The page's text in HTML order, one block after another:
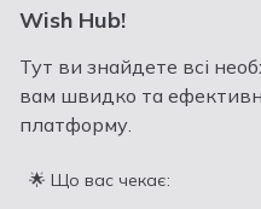
Wish Hub!
Тут ви знайдете всі
вам швидко та
платформу.
🌟 Що вас чекає: